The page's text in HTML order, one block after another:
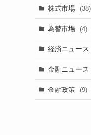
株式市場 (38)
為替市場 (4)
経済ニュース
金融ニュース
金融政策 (9)